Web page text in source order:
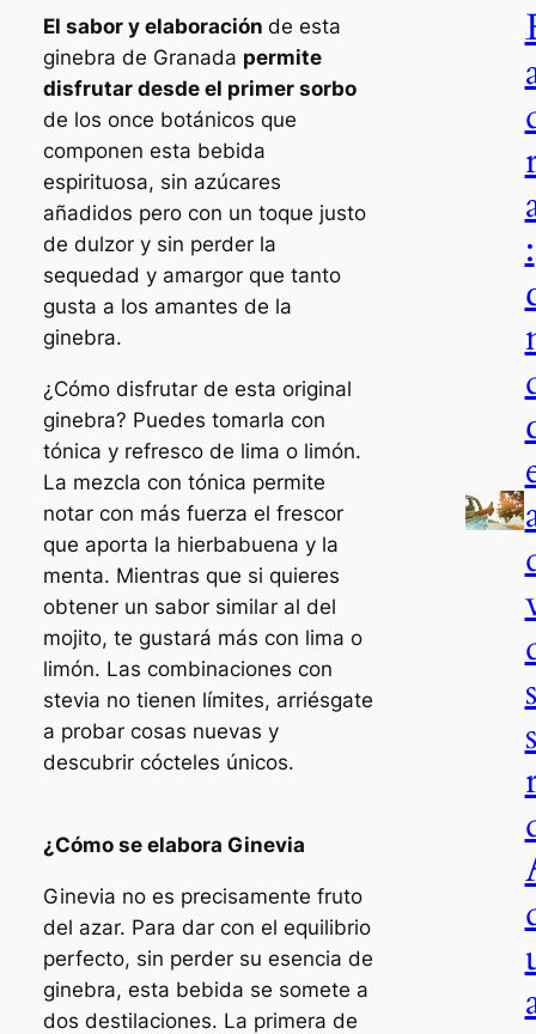
El sabor y elaboración de esta
ginebra de Granada permite
disfrutar desde el primer sorbo
de los once botánicos que
componen esta bebida
espirituosa, sin azúcares
añadidos pero con un toque justo
de dulzor y sin perder la
sequedad y amargor que tanto
gusta a los amantes de la
ginebra.
¿Cómo disfrutar de esta original
ginebra? Puedes tomarla con
tónica y refresco de lima o limón.
La mezcla con tónica permite
notar con más fuerza el frescor
que aporta la hierbabuena y la
menta. Mientras que si quieres
obtener un sabor similar al del
mojito, te gustará más con lima o
limón. Las combinaciones con
stevia no tienen límites, arriésgate
a probar cosas nuevas y
descubrir cócteles únicos.
¿Cómo se elabora Ginevia
Ginevia no es precisamente fruto
del azar. Para dar con el equilibrio
perfecto, sin perder su esencia de
ginebra, esta bebida se somete a
dos destilaciones. La primera de
: